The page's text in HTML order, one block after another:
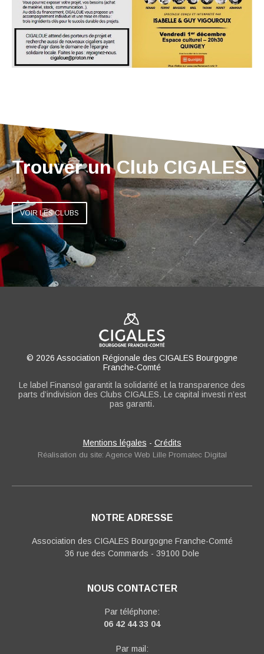
Trouver un Club CIGALES
VOIR LES CLUBS
© 2026 Association Régionale des CIGALES Bourgogne
Franche-Comté
Le label Finansol garantit la solidarité et la transparence des
parts d’indivision des Clubs CIGALES. Le capital investi n’est
pas garanti.
Mentions légales - Crédits
Réalisation du site: Agence Web Lille Promatec Digital
NOTRE ADRESSE
Association des CIGALES Bourgogne Franche-Comté
36 rue des Commards - 39100 Dole
NOUS CONTACTER
Par téléphone:
06 42 44 33 04
Par mail: